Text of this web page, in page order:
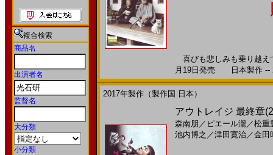
複合検索
商品名
出演者名
監督名
大分類
小分類
喜びも悲しみも乗り越え
月19日発売 日本製作 --
2017年製作（製作国 日本）
アウトレイジ 最終章
森南朋 ／ ピエール瀧／松重
池内博之 ／津田寛治／金田